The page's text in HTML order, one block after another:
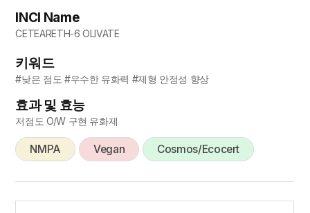
INCI Name
CETEARETH-6 OLIVATE
키워드
#낮은 점도 #우수한 유화력 #제형 안정성 향상
효과 및 효능
저점도 O/W 구현 유화제
NMPA Vegan Cosmos/Ecocert